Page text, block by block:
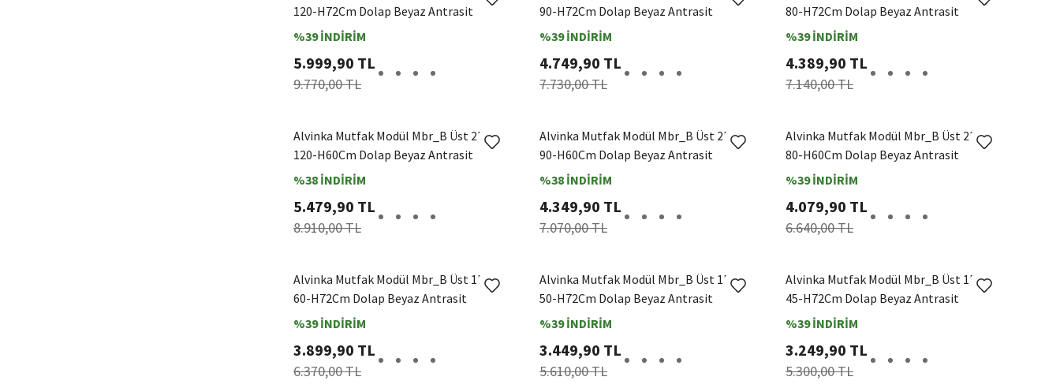
120-H72Cm Dolap Beyaz Antrasit
%39 İNDİRİM
5.999,90 TL
9.770,00 TL
90-H72Cm Dolap Beyaz Antrasit
%39 İNDİRİM
4.749,90 TL
7.730,00 TL
80-H72Cm Dolap Beyaz Antrasit
%39 İNDİRİM
4.389,90 TL
7.140,00 TL
Alvinka Mutfak Modül Mbr_B Üst 2Dk1R
120-H60Cm Dolap Beyaz Antrasit
%38 İNDİRİM
5.479,90 TL
8.910,00 TL
Alvinka Mutfak Modül Mbr_B Üst 2Dk1R
90-H60Cm Dolap Beyaz Antrasit
%38 İNDİRİM
4.349,90 TL
7.070,00 TL
Alvinka Mutfak Modül Mbr_B Üst 2Dk1R
80-H60Cm Dolap Beyaz Antrasit
%39 İNDİRİM
4.079,90 TL
6.640,00 TL
Alvinka Mutfak Modül Mbr_B Üst 1Dk2R
60-H72Cm Dolap Beyaz Antrasit
%39 İNDİRİM
3.899,90 TL
6.370,00 TL
Alvinka Mutfak Modül Mbr_B Üst 1Dk2R
50-H72Cm Dolap Beyaz Antrasit
%39 İNDİRİM
3.449,90 TL
5.610,00 TL
Alvinka Mutfak Modül Mbr_B Üst 1Dk2R
45-H72Cm Dolap Beyaz Antrasit
%39 İNDİRİM
3.249,90 TL
5.300,00 TL